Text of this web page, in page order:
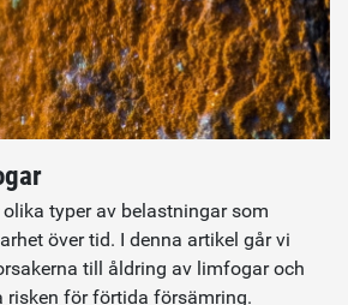
typer av belastningar som
över tid. I denna artikel går vi
till åldring av limfogar och
risken för förtida försämring.